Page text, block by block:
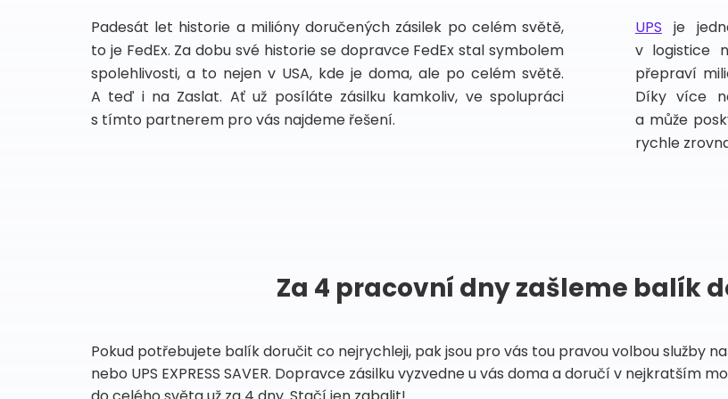
Padesát let historie a milióny doručených zásilek po celém světě,
to je FedEx. Za dobu své historie se dopravce FedEx stal symbolem
spolehlivosti, a to nejen v USA, kde je doma, ale po celém světě.
A teď i na Zaslat. Ať už posíláte zásilku kamkoliv, ve spolupráci
s tímto partnerem pro vás najdeme řešení.
UPS je
v logistice
přepraví
Díky více
a může
rychle
Za 4 pracovní dny zašleme balík
Pokud potřebujete balík doručit co nejrychleji, pak jsou pro vás tou pravou volbou služby
nebo UPS EXPRESS SAVER. Dopravce zásilku vyzvedne u vás doma a doručí v nejkratším